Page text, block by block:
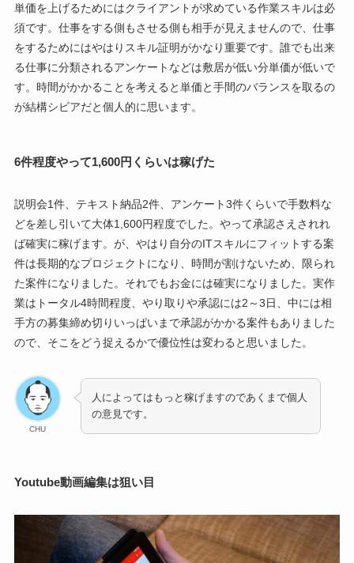
単価を上げるためにはクライアントが求めている作業スキルは必
須です。仕事をする側もさせる側も相手が見えませんので、仕事
をするためにはやはりスキル証明がかなり重要です。誰でも出来
る仕事に分類されるアンケートなどは敷居が低い分単価が低いで
す。時間がかかることを考えると単価と手間のバランスを取るの
が結構シビアだと個人的に思います。
6件程度やって1,600円くらいは稼げた
説明会1件、テキスト納品2件、アンケート3件くらいで手数料な
どを差し引いて大体1,600円程度でした。やって承認さえされれ
ば確実に稼げます。が、やはり自分のITスキルにフィットする案
件は長期的なプロジェクトになり、時間が割けないため、限られ
た案件になりました。それでもお金には確実になりました。実作
業はトータル4時間程度、やり取りや承認には2～3日、中には相
手方の募集締め切りいっぱいまで承認がかかる案件もありました
ので、そこをどう捉えるかで優位性は変わると思いました。
CHU
人によってはもっと稼げますのであくまで個人
の意見です。
Youtube動画編集は狙い目